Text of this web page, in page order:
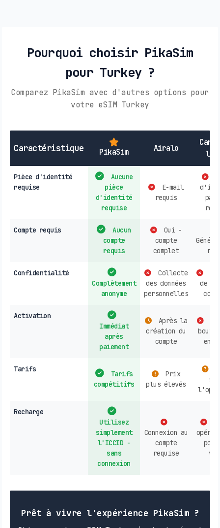
Pourquoi choisir PikaSim
pour Turkey ?
Comparez PikaSim avec d'autres options pour
votre eSIM Turkey
Caractéristique PikaSim Airalo
Pièce d'identité
requise
Aucune
pièce
d'identité
requise
E-mail
requis
Compte requis
Aucun
compte
requis
Oui -
compte
complet
Confidentialité
Complètement
anonyme
Collecte
des données
personnelles
de
Activation
Immédiat
après
paiement
Après la
création du
compte
en
Tarifs
Tarifs
compétitifs
Prix
plus élevés
Recharge
Utilisez
simplement
l'ICCID -
sans
connexion
Connexion au
compte
requise
Prêt à vivre l'expérience PikaSim ?